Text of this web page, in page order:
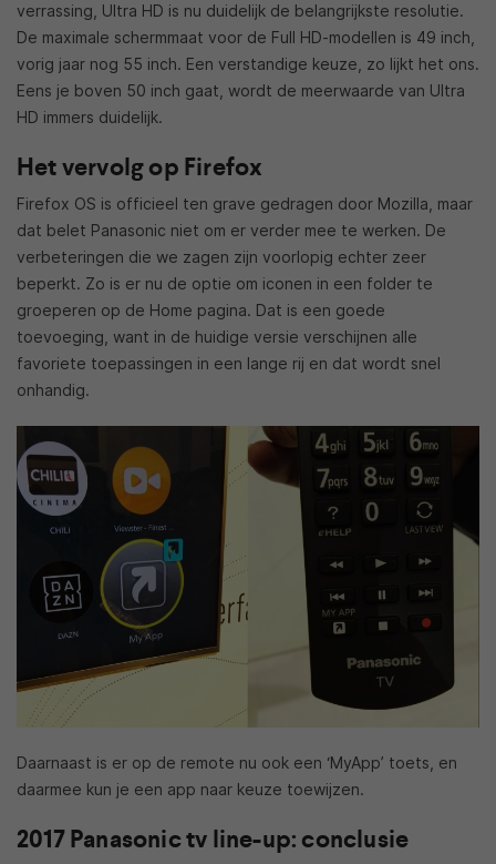
verrassing, Ultra HD is nu duidelijk de belangrijkste resolutie.
De maximale schermmaat voor de Full HD-modellen is 49 inch,
vorig jaar nog 55 inch. Een verstandige keuze, zo lijkt het ons.
Eens je boven 50 inch gaat, wordt de meerwaarde van Ultra
HD immers duidelijk.
Het vervolg op Firefox
Firefox OS is officieel ten grave gedragen door Mozilla, maar
dat belet Panasonic niet om er verder mee te werken. De
verbeteringen die we zagen zijn voorlopig echter zeer
beperkt. Zo is er nu de optie om iconen in een folder te
groeperen op de Home pagina. Dat is een goede
toevoeging, want in de huidige versie verschijnen alle
favoriete toepassingen in een lange rij en dat wordt snel
onhandig.
Daarnaast is er op de remote nu ook een ‘MyApp’ toets, en
daarmee kun je een app naar keuze toewijzen.
2017 Panasonic tv line-up: conclusie